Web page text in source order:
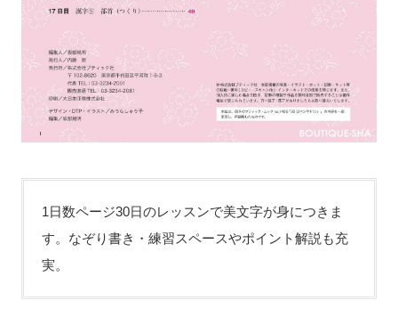
1日数ページ30日のレッスンで美文字が身につきま
す。なぞり書き・練習スペースやポイント解説も充
実。